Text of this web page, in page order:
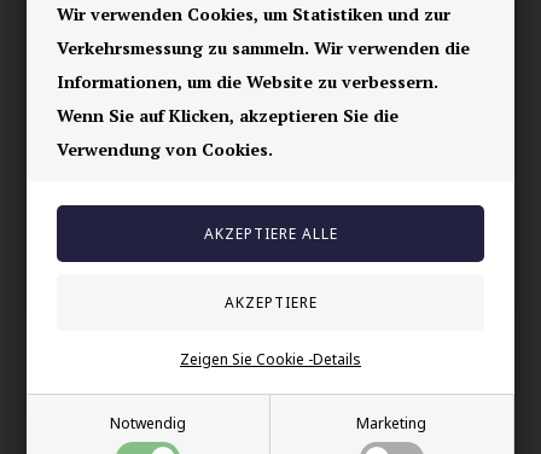
Wir verwenden Cookies, um Statistiken und zur
Verkehrsmessung zu sammeln. Wir verwenden die
Informationen, um die Website zu verbessern.
Wenn Sie auf Klicken, akzeptieren Sie die
Verwendung von Cookies.
Notwendig Marketing
Zeigen Sie Cookie -Details
Ihre Sicherheit
Vorrätig
100% nikkelfrei schmuck